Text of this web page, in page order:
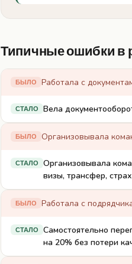
Типичные ошибки в
БЫЛО Работала с
СТАЛО Вела
БЫЛО Организовывала
СТАЛО
Организовывала
визы, трансфер,
БЫЛО Работала с
СТАЛО
Самостоятельно
на 20% без потери